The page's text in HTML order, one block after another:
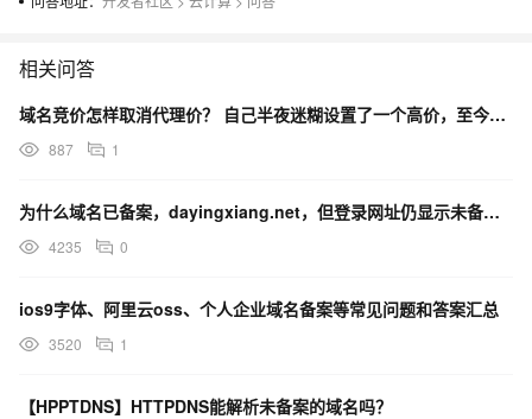
相关问答
域名竞价怎样取消代理价？ 自己半夜迷糊设置了一个高价，至今无人突破，就想取消了
887 1
为什么域名已备案，dayingxiang.net，但登录网址仍显示未备案？
4235 0
ios9字体、阿里云oss、个人企业域名备案等常见问题和答案汇总
3520 1
【HPPTDNS】HTTPDNS能解析未备案的域名吗？